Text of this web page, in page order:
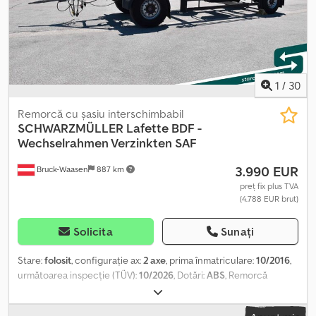
1 / 30
Bruck-Waasen 887 km
Remorcă cu șasiu interschimbabil
SCHWARZMÜLLER Lafette BDF -
Wechselrahmen Verzinkten SAF
3.990 EUR
preț fix plus TVA
(4.788 EUR brut)
Solicita Sunați
Stare:folosit, configurație ax:2 axe, prima înmatriculare:10/2016,
următoarea inspecție (TÜV):10/2026, Dotări:ABS, Remorcă
Schwarzmüller BDF? Cadru interschimbabil, galvanizat, cu axe SAF
Totul, dintr-o privire: · Prima înmatriculare: 28.10.2016 · Culoare: